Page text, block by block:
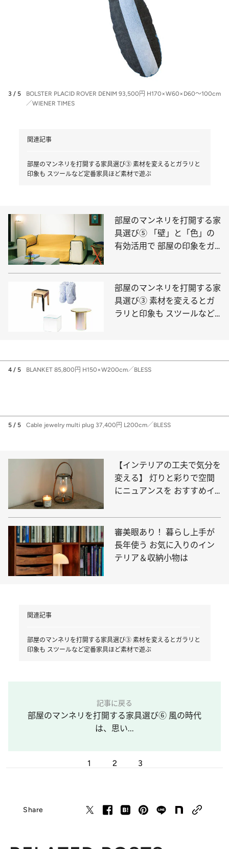
3 / 5
BOLSTER PLACID ROVER DENIM 93,500円 H170×W60×D60～100cm
／WIENER TIMES
関連記事
部屋のマンネリを打開する家具選び③ 素材を変えるとガラリと
印象も スツールなど定番家具ほど素材で遊ぶ
部屋のマンネリを打開する家
具選び⑤ 「壁」と「色」の
有効活用で 部屋の印象をガ
部屋のマンネリを打開する家
具選び③ 素材を変えるとガ
ラリと印象も スツールなど
Cable jewelry multi plug 37,400円 L200cm／BLESS
【インテリアの工夫で気分を
ンテリアテク6選